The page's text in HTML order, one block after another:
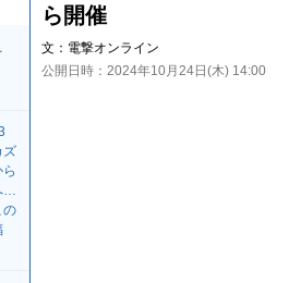
ら開催
文： 電撃オンライン
公開日時： 2024年10月24日(木) 14:00
ズ
…
の